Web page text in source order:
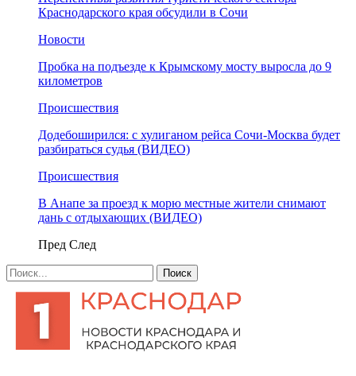
Краснодарского края обсудили в Сочи
Новости
Пробка на подъезде к Крымскому мосту выросла до 9
километров
Происшествия
Додебоширился: с хулиганом рейса Сочи-Москва будет
разбираться судья (ВИДЕО)
Происшествия
В Анапе за проезд к морю местные жители снимают
дань с отдыхающих (ВИДЕО)
Пред След